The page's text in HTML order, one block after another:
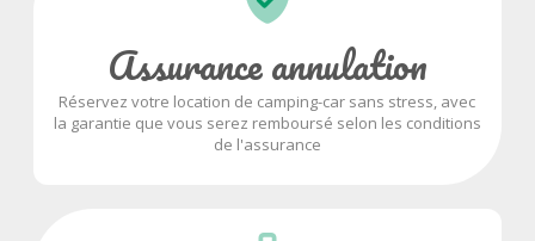
Assurance annulation
Réservez votre location de camping-car sans stress, avec
la garantie que vous serez remboursé selon les conditions
de l'assurance